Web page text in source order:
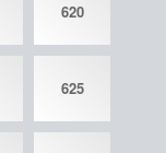
620
625